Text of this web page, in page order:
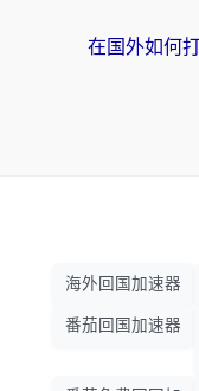
海外回国加速器
番茄回国加速器